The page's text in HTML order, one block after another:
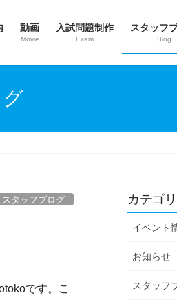
動画
Movie
入試問題制作
Exam
スタッフ
Blog
スタッフブログ
です。こ
カテゴ
イベント
お知らせ
スタッフ